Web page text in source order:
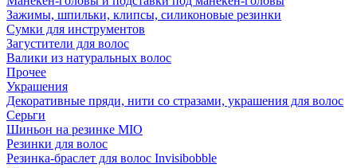
Зажимы, шпильки, клипсы, силиконовые резинки
Сумки для инструментов
Загустители для волос
Валики из натуральных волос
Прочее
Украшения
Декоративные пряди, нити со стразами, украшения для волос
Серьги
Шиньон на резинке MIO
Резинки для волос
Резинка-браслет для волос Invisibobble